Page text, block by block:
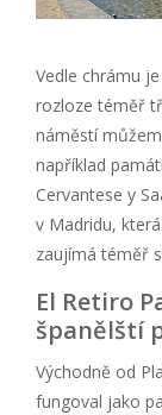
Vedle chrámu
rozloze téměř
náměstí
například
Cervantese y
v Madridu,
zaujímá téměř
El Retiro
španělští
Východně od
fungoval jako